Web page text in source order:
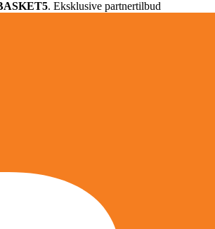
. Eksklusive partnertilbud